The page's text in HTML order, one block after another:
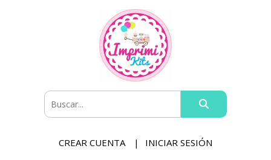
CREAR CUENTA INICIAR SESIÓN